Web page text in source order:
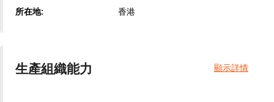
所在地: 香港
生產組織能力 顯示詳情